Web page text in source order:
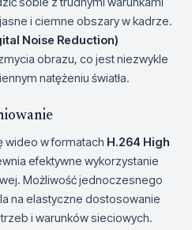
i ciemne obszary w kadrze.
Noise Reduction)
obrazu, co jest niezwykle
natężeniu światła.
wideo w formatach H.264 High
efektywne wykorzystanie
Możliwość jednoczesnego
na elastyczne dostosowanie
i warunków sieciowych.